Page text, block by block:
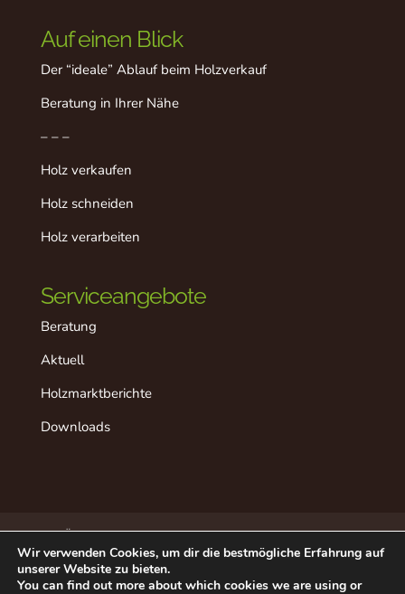
Auf einen Blick
Der “ideale” Ablauf beim Holzverkauf
Beratung in Ihrer Nähe
– – –
Holz verkaufen
Holz schneiden
Holz verarbeiten
Serviceangebote
Beratung
Aktuell
Holzmarktberichte
Downloads
Über dieses Projekt
Der “ideale” Ablauf
Aktuell
Datenschutz
Impressum
Beratung in Ihrer Nähe
Kontakt
Wir verwenden Cookies, um dir die bestmögliche Erfahrung auf
unserer Website zu bieten.
You can find out more about which cookies we are using or